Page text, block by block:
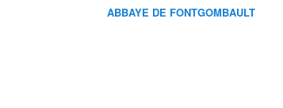
ABBAYE DE FONTGOMBAULT